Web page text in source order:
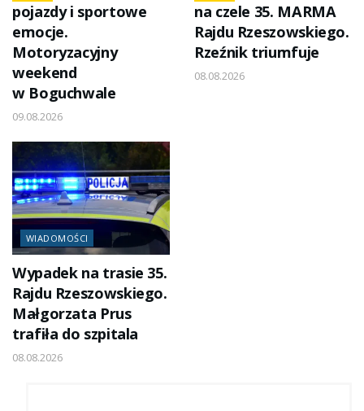
pojazdy i sportowe
emocje.
Motoryzacyjny
weekend
w Boguchwale
09.08.2026
na czele 35. MARMA
Rajdu Rzeszowskiego.
Rzeźnik triumfuje
08.08.2026
WIADOMOŚCI
Wypadek na trasie 35.
Rajdu Rzeszowskiego.
Małgorzata Prus
trafiła do szpitala
08.08.2026